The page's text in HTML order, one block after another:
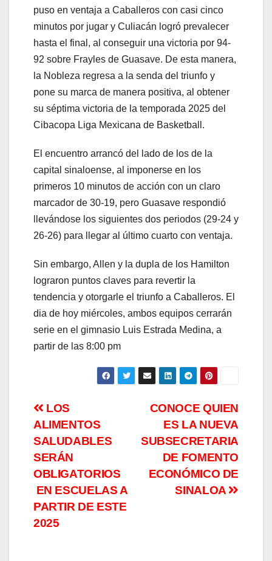
puso en ventaja a Caballeros con casi cinco
minutos por jugar y Culiacán logró prevalecer
hasta el final, al conseguir una victoria por 94-
92 sobre Frayles de Guasave. De esta manera,
la Nobleza regresa a la senda del triunfo y
pone su marca de manera positiva, al obtener
su séptima victoria de la temporada 2025 del
Cibacopa Liga Mexicana de Basketball.
El encuentro arrancó del lado de los de la
capital sinaloense, al imponerse en los
primeros 10 minutos de acción con un claro
marcador de 30-19, pero Guasave respondió
llevándose los siguientes dos periodos (29-24 y
26-26) para llegar al último cuarto con ventaja.
Sin embargo, Allen y la dupla de los Hamilton
lograron puntos claves para revertir la
tendencia y otorgarle el triunfo a Caballeros. El
dia de hoy miércoles, ambos equipos cerrarán
serie en el gimnasio Luis Estrada Medina, a
partir de las 8:00 pm
Navegación
de
entradas
CONOCE QUIEN
ES LA NUEVA
SUBSECRETARIA
DE FOMENTO
ECONÓMICO DE
SINALOA
LOS
ALIMENTOS
SALUDABLES
SERÁN
OBLIGATORIOS
EN ESCUELAS A
PARTIR DE ESTE
2025